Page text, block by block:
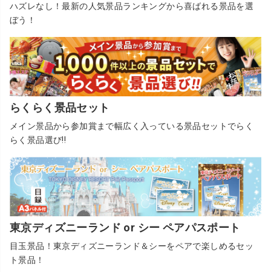
ハズレなし！最新の人気景品ランキングから喜ばれる景品を選
ぼう！
らくらく景品セット
メイン景品から参加賞まで幅広く入っている景品セットでらく
らく景品選び!!
東京ディズニーランド or シー ペアパスポート
目玉景品！東京ディズニーランド＆シーをペアで楽しめるセッ
ト景品！